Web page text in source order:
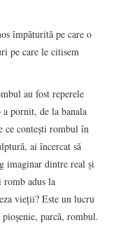
împăturită pe care o
pe care le citisem
au fost reperele
pornit, de la banala
ce conteşti rombul în
ai încercat să
imaginar dintre real şi
romb adus la
vieţii? Este un lucru
parcă, rombul.